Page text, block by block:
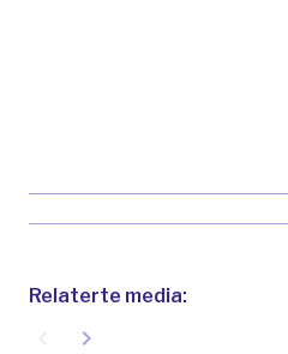
Relaterte media:
navigate_next